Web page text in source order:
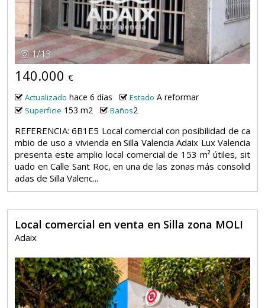
1/13
140.000 €
Actualizado hace 6 días Estado A reformar
Superficie 153 m2 Baños2
REFERENCIA: 6B1E5 Local comercial con posibilidad de ca
mbio de uso a vivienda en Silla Valencia Adaix Lux Valencia
presenta este amplio local comercial de 153 m² útiles, sit
uado en Calle Sant Roc, en una de las zonas más consolid
adas de Silla Valenc...
Local comercial en venta en Silla zona MOLI
Adaix